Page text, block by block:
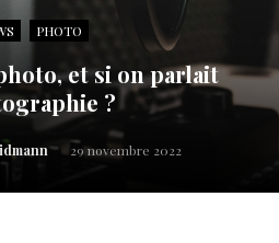
PHOTO
et si on parlait
?
29 novembre 2022